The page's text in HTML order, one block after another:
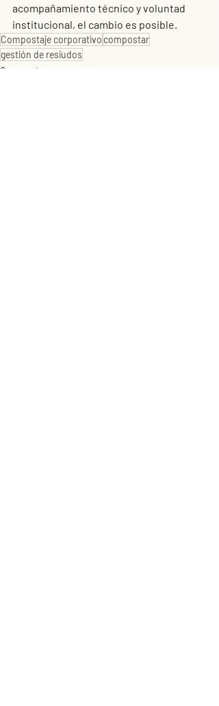
acompañamiento técnico y voluntad
institucional, el cambio es posible.
Compostaje corporativo compostar
gestión de resiudos
Compostar